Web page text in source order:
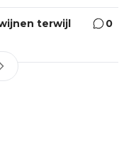
terwijl
0